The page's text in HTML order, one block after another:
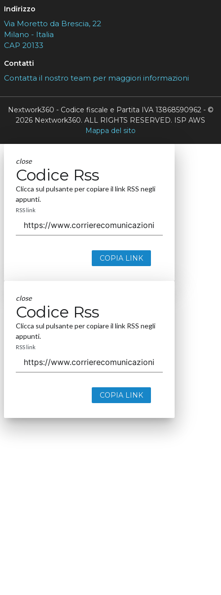
Indirizzo
Via Moretto da Brescia, 22
Milano - Italia
CAP 20133
Contatti
Contatta il nostro team per maggiori informazioni
Nextwork360 - Codice fiscale e Partita IVA 13868590962 - ©
2026 Nextwork360. ALL RIGHTS RESERVED. ISP AWS
Mappa del sito
close
Codice Rss
Clicca sul pulsante per copiare il link RSS negli
appunti.
RSS link
COPIA LINK
close
Codice Rss
Clicca sul pulsante per copiare il link RSS negli
appunti.
RSS link
COPIA LINK